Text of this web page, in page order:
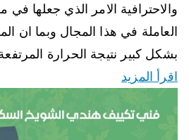
والاحترافية الامر الذي جعلها
العاملة في هذا المجال وبما ان
بشكل كبير نتيجة الحرارة
اقرأ المزيد